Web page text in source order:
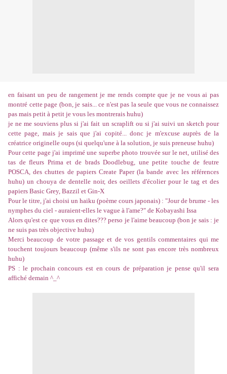
en faisant un peu de rangement je me rends compte que je ne vous ai pas
montré cette page (bon, je sais... ce n'est pas la seule que vous ne connaissez
pas mais petit à petit je vous les montrerais huhu)
je ne me souviens plus si j'ai fait un scraplift ou si j'ai suivi un sketch pour
cette page, mais je sais que j'ai copité... donc je m'excuse auprès de la
créatrice originelle oups (si quelqu'une à la solution, je suis preneuse huhu)
Pour cette page j'ai imprimé une superbe photo trouvée sur le net, utilisé des
tas de fleurs Prima et de brads Doodlebug, une petite touche de feutre
POSCA, des chuttes de papiers Create Paper (la bande avec les références
huhu) un chouya de dentelle noir, des oeillets d'écolier pour le tag et des
papiers Basic Grey, Bazzil et Gin-X
Pour le titre, j'ai choisi un haiku (poème cours japonais) : "Jour de brume - les
nymphes du ciel - auraient-elles le vague à l'ame?" de Kobayashi Issa
Alors qu'est ce que vous en dites??? perso je l'aime beaucoup (bon je sais : je
ne suis pas très objective huhu)
Merci beaucoup de votre passage et de vos gentils commentaires qui me
touchent toujours beaucoup (même s'ils ne sont pas encore très nombreux
huhu)
PS : le prochain concours est en cours de préparation je pense qu'il sera
affiché demain ^_^